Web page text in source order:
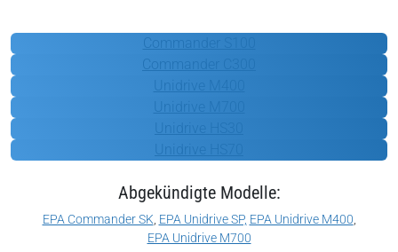
Control TechniquesCommander S100
Commander C300
Unidrive M400
Unidrive M700
Unidrive HS30
Unidrive HS70
Abgekündigte Modelle:
EPA Commander SK, EPA Unidrive SP, EPA Unidrive M400,
EPA Unidrive M700